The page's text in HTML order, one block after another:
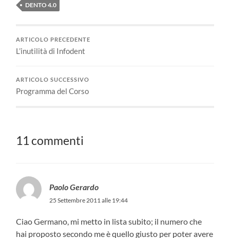
DENTO 4.0
ARTICOLO PRECEDENTE
L’inutilità di Infodent
ARTICOLO SUCCESSIVO
Programma del Corso
11 commenti
Paolo Gerardo
25 Settembre 2011 alle 19:44
Ciao Germano, mi metto in lista subito; il numero che
hai proposto secondo me è quello giusto per poter avere